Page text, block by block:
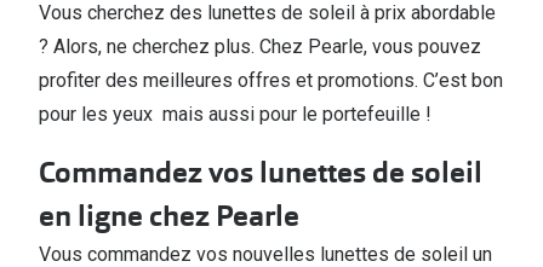
Vous cherchez des lunettes de soleil à prix abordable
? Alors, ne cherchez plus. Chez Pearle, vous pouvez
profiter des meilleures offres et promotions. C’est bon
pour les yeux mais aussi pour le portefeuille !
Commandez vos lunettes de soleil
en ligne chez Pearle
Vous commandez vos nouvelles lunettes de soleil un